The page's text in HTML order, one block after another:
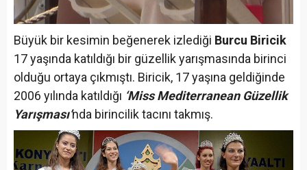
Büyük bir kesimin beğenerek izlediği Burcu Biricik
17 yaşında katıldığı bir güzellik yarışmasında birinci
olduğu ortaya çıkmıştı. Biricik, 17 yaşına geldiğinde
2006 yılında katıldığı ‘Miss Mediterranean Güzellik
Yarışması’nda birincilik tacını takmış.